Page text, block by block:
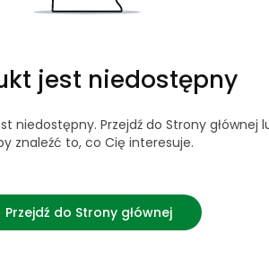
jest niedostępny
niedostępny. Przejdź do Strony głównej
znaleźć to, co Cię interesuje.
Przejdź do Strony głównej